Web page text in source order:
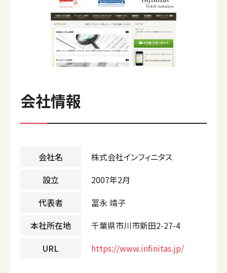
会社情報
会社名
株式会社インフィニタス
設立
2007年2月
代表者
冨永 靖子
本社所在地
千葉県市川市新田2-27-4
URL
https://www.infinitas.jp/